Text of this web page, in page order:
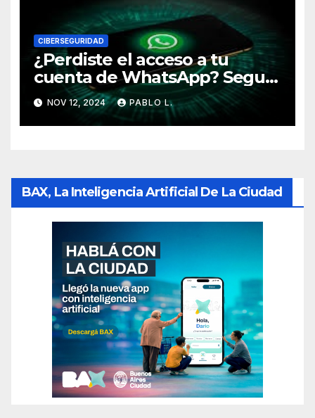
CIBERSEGURIDAD
¿Perdiste el acceso a tu
cuenta de WhatsApp? Seguí
estos pasos para recuperarla
y protegerte
NOV 12, 2024 PABLO L.
BAX, La Inteligencia Artificial De La Ciudad